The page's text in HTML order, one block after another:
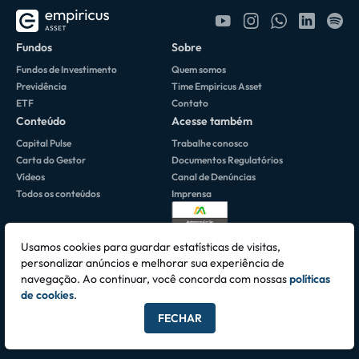
Fundos
Fundos de Investimento
Previdência
ETF
Sobre
Quem somos
Time Empiricus Asset
Contato
Conteúdo
Capital Pulse
Carta do Gestor
Vídeos
Todos os conteúdos
Acesse também
Trabalhe conosco
Documentos Regulatórios
Canal de Denúncias
Imprensa
Av. Brigadeiro Faria Lima, 3064 • 10º Andar 01451-000 • São Paulo, SP -
Todos os direitos reservados © 2026 Empiricus Asset Ltda.
Usamos cookies para guardar estatísticas de visitas,
personalizar anúncios e melhorar sua experiência de
navegação. Ao continuar, você concorda com nossaspolíticas
de cookies.
FECHAR